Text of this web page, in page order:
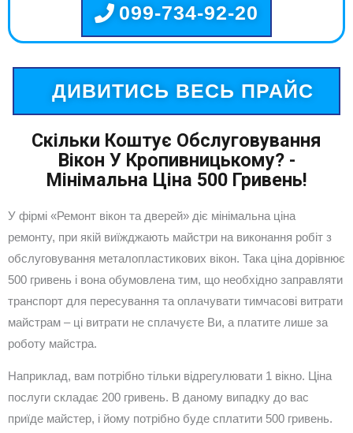
099-734-92-20
ДИВИТИСЬ ВЕСЬ ПРАЙС
Скільки Коштує Обслуговування
Вікон У Кропивницькому? -
Мінімальна Ціна 500 Гривень!
У фірмі «Ремонт вікон та дверей» діє мінімальна ціна
ремонту, при якій виїжджають майстри на виконання робіт з
обслуговування металопластикових вікон. Така ціна дорівнює
500 гривень і вона обумовлена тим, що необхідно заправляти
транспорт для пересування та оплачувати тимчасові витрати
майстрам – ці витрати не сплачуєте Ви, а платите лише за
роботу майстра.
Наприклад, вам потрібно тільки відрегулювати 1 вікно. Ціна
послуги складає 200 гривень. В даному випадку до вас
приїде майстер, і йому потрібно буде сплатити 500 гривень.